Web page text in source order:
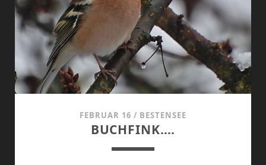
FEBRUAR 16 / BESTENSEE
BUCHFINK….